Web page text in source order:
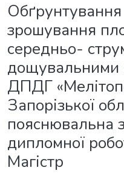
зрошування
середньо-
дощувальними
ДПДГ
Запорізької
пояснювальна
дипломної
Магістр